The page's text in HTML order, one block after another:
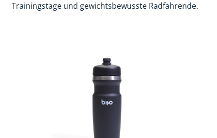
Trainingstage und gewichtsbewusste Radfahrende.